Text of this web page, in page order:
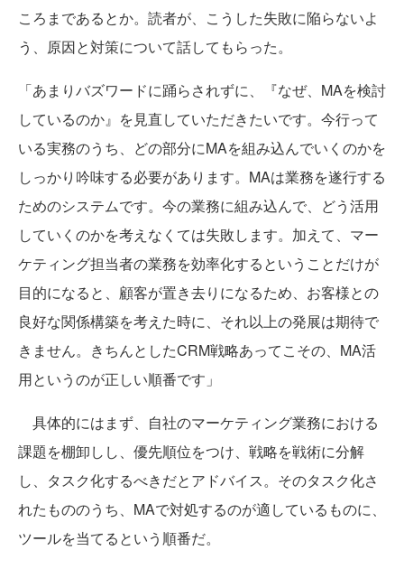
ころまであるとか。読者が、こうした失敗に陥らないよ
う、原因と対策について話してもらった。
「あまりバズワードに踊らされずに、『なぜ、MAを検討
しているのか』を見直していただきたいです。今行って
いる実務のうち、どの部分にMAを組み込んでいくのかを
しっかり吟味する必要があります。MAは業務を遂行する
ためのシステムです。今の業務に組み込んで、どう活用
していくのかを考えなくては失敗します。加えて、マー
ケティング担当者の業務を効率化するということだけが
目的になると、顧客が置き去りになるため、お客様との
良好な関係構築を考えた時に、それ以上の発展は期待で
きません。きちんとしたCRM戦略あってこその、MA活
用というのが正しい順番です」
具体的にはまず、自社のマーケティング業務における
課題を棚卸しし、優先順位をつけ、戦略を戦術に分解
し、タスク化するべきだとアドバイス。そのタスク化さ
れたもののうち、MAで対処するのが適しているものに、
ツールを当てるという順番だ。